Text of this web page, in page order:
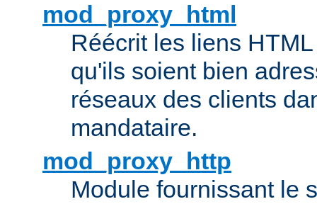
mod_proxy_html
Réécrit les liens
qu'ils soient bien
réseaux des clients
mandataire.
mod_proxy_http
Module fournissant le